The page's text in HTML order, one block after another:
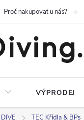
Proč nakupovat u nás?
VÝPRODEJ
TEC Křídla & BPs